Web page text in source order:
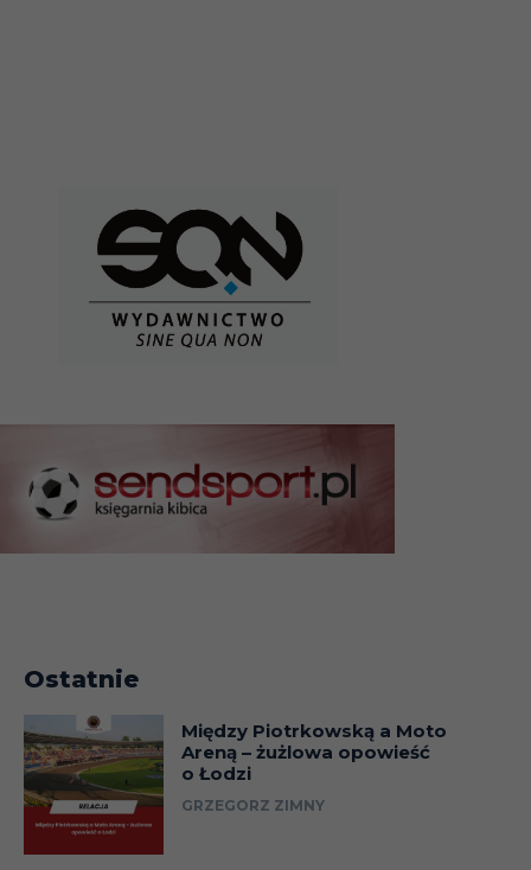
Ostatnie
Między Piotrkowską a Moto
Areną – żużlowa opowieść
o Łodzi
GRZEGORZ ZIMNY